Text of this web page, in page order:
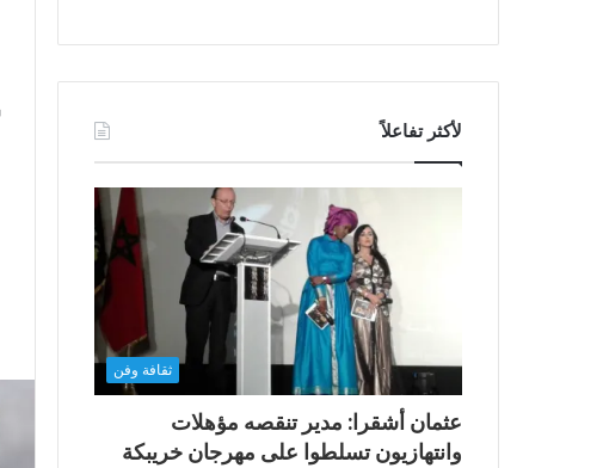
لأكثر تفاعلاً
ثقافة وفن
عثمان أشقرا: مدير تنقصه مؤهلات
وانتهازيون تسلطوا على مهرجان خريبكة